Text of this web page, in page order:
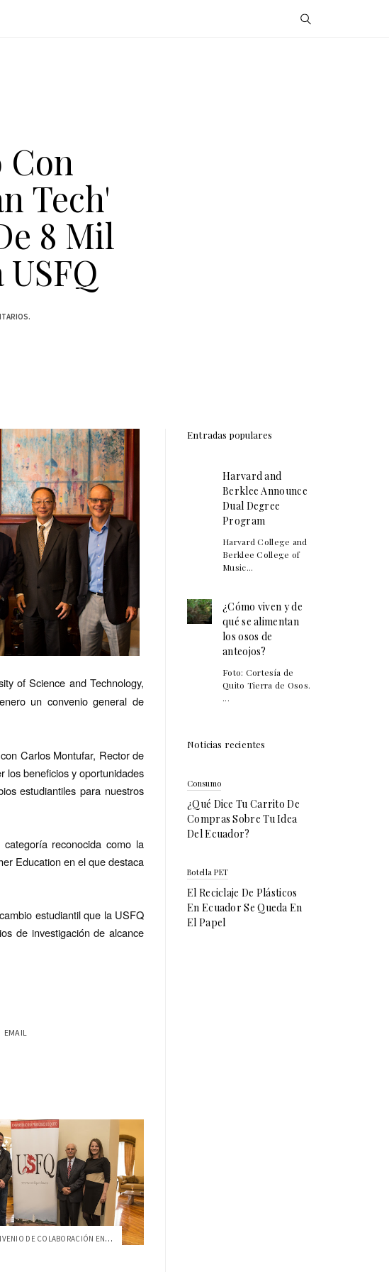
Con
Tech'
8 Mil
of Science and Technology,
un convenio general de
Carlos Montufar, Rector de
los beneficios y oportunidades
estudiantiles para nuestros
reconocida como la
Education en el que destaca
estudiantil que la USFQ
de investigación de alcance
EMAIL
FIRMA DE CONVENIO DE COLABORACIÓN ENTRE ...
Entradas populares
Harvard and
Berklee Announce
Dual Degree
Program
Harvard College and
Berklee College of
Music...
¿Cómo viven y de
qué se alimentan
los osos de
anteojos?
Foto: Cortesía de
Quito Tierra de Osos.
...
Noticias recientes
Consumo
¿Qué Dice Tu Carrito De
Compras Sobre Tu Idea
Del Ecuador?
Botella PET
El Reciclaje De Plásticos
En Ecuador Se Queda En
El Papel